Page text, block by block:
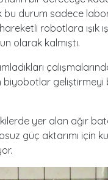
bu durum sadece
robotlara ışık
olarak kalmıştı.
geliştirmeyi
yer alan ağır
güç aktarımı için